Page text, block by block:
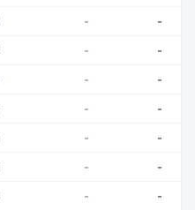
- -
- -
- -
- -
- -
- -
- -